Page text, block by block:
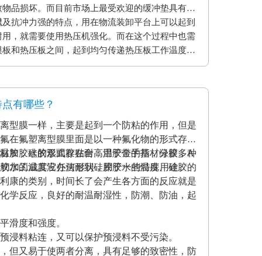
品损坏。而目前市场上最受欢迎的缓冲垫具有弹
抗冲力强的特点，用在物流装卸平台上可以起到
，就需要使用热压机强化。而在这个过程中也需
和热压板之间，起到均匀传递热压板工作温度和
冲垫还可以使纸贴面和基板更加密致的粘合，最
有哪些？
型膜一样，主要是起到一个防粘的作用，但是
在氟塑离型膜里面是以一种氟化物的形式存在
加胶水的形式存在耐高温胶带的基材分很多种
水的温度没办法耐到硅胶胶水的温度、硅胶的
康的类别，时间长了会产生各方面的反应就是
胶，硅胶双面胶贴合；用于金手指，绿胶，A
加工成其它任何形状，用于一些特殊用途。
学反应，良好的耐温耐湿性，防潮、防油，起
滑度和强度。
浸料粘连，又可以保护预浸料不受污染。
但又易于使两者分离，具有足够的致密性，防